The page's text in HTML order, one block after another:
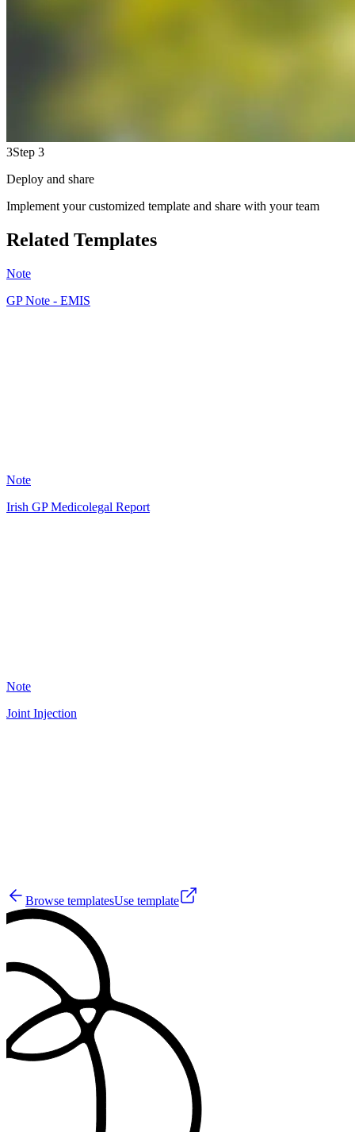
3Step 3
Deploy and share
Implement your customized template and share with your team
Related Templates
Note
GP Note - EMIS
Note
Irish GP Medicolegal Report
Note
Joint Injection
Browse templatesUse template